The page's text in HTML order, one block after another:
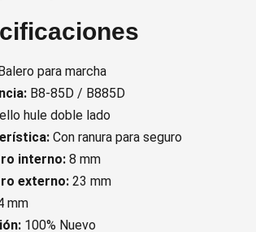
para marcha
B8-85D / B885D
hule doble lado
Con ranura para seguro
interno: 8 mm
externo: 23 mm
mm
100% Nuevo